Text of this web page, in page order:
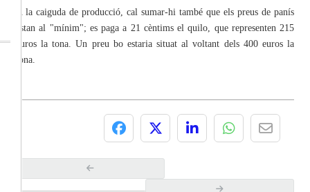
A la caiguda de producció, cal sumar-hi també que els preus de panís
estan al "mínim"; es paga a 21 cèntims el quilo, que representen 215
euros la tona. Un preu bo estaria situat al voltant dels 400 euros la
tona.